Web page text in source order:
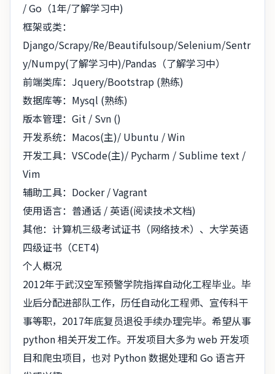
/ Go（1年/了解学习中)
框架或类：
Django/Scrapy/Re/Beautifulsoup/Selenium/Sentr
y/Numpy(了解学习中)/Pandas（了解学习中）
前端类库：Jquery/Bootstrap (熟练)
数据库等：Mysql (熟练)
版本管理：Git / Svn ()
开发系统：Macos(主)/ Ubuntu / Win
开发工具：VSCode(主)/ Pycharm / Sublime text /
Vim
辅助工具：Docker / Vagrant
使用语言：普通话 / 英语(阅读技术文档)
其他：计算机三级考试证书（网络技术）、大学英语
四级证书（CET4)
个人概况
2012年于武汉空军预警学院指挥自动化工程毕业。毕
业后分配进部队工作，历任自动化工程师、宣传科干
事等职，2017年底复员退役手续办理完毕。希望从事
python 相关开发工作。开发项目大多为 web 开发项
目和爬虫项目，也对 Python 数据处理和 Go 语言开